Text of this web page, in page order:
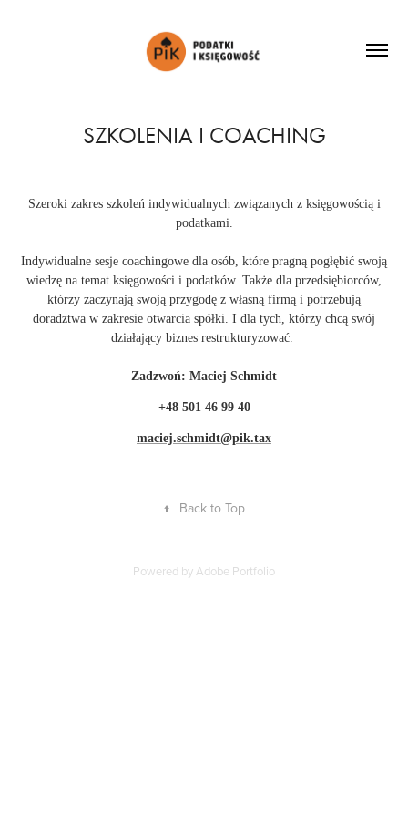
SZKOLENIA I COACHING
Szeroki zakres szkoleń indywidualnych związanych z księgowością i
podatkami.
Indywidualne sesje coachingowe dla osób, które pragną pogłębić swoją
wiedzę na temat księgowości i podatków. Także dla przedsiębiorców,
którzy zaczynają swoją przygodę z własną firmą i potrzebują
doradztwa w zakresie otwarcia spółki. I dla tych, którzy chcą swój
działający biznes restrukturyzować.
Zadzwoń: Maciej Schmidt
+48 501 46 99 40
maciej.schmidt@pik.tax
↑ Back to Top
Powered byAdobe Portfolio